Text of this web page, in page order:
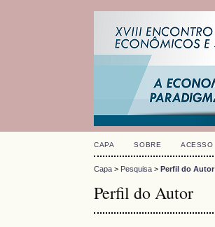
CAPA SOBRE ACESSO
Capa > Pesquisa >Perfil do Autor
Perfil do Autor